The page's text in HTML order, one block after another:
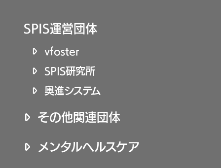
SPIS運営団体
vfoster
SPIS研究所
奥進システム
その他関連団体
メンタルヘルスケア